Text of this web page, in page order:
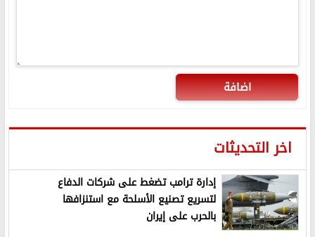
اضافة
اخر التحديثات
إدارة ترامب تضغط على شركات الدفاع
لتسريع تصنيع الأسلحة مع استنزافها
بالحرب على إيران